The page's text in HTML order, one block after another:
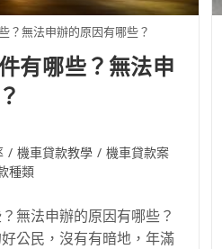
？無法申辦的原因有哪些？
有哪些？無法申
/ 機車貸款教學 / 機車貸款案
種類
無法申辦的原因有哪些？
公民，沒有有暗地，年滿